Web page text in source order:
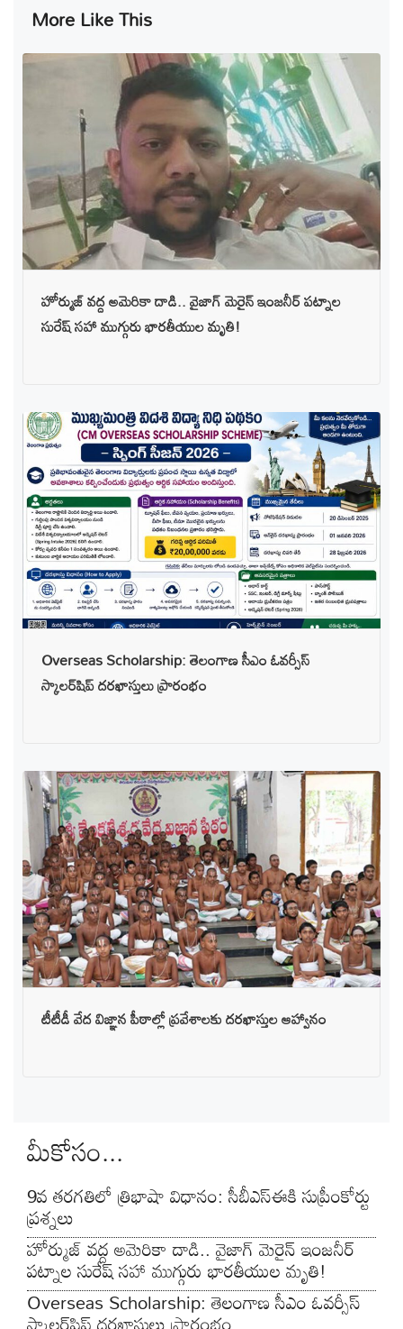
More Like This
హోర్ముజ్ వద్ద అమెరికా దాడి.. వైజాగ్ మెరైన్ ఇంజనీర్ పట్నాల
సురేష్ సహా ముగ్గురు భారతీయుల మృతి!
Overseas Scholarship: తెలంగాణ సీఎం ఓవర్సీస్
స్కాలర్‌షిప్ దరఖాస్తులు ప్రారంభం
టీటీడీ వేద విజ్ఞాన పీఠాల్లో ప్రవేశాలకు దరఖాస్తుల ఆహ్వానం
మీకోసం...
9వ తరగతిలో త్రిభాషా విధానం: సీబీఎస్‌ఈకి సుప్రీంకోర్టు
ప్రశ్నలు
హోర్ముజ్ వద్ద అమెరికా దాడి.. వైజాగ్ మెరైన్ ఇంజనీర్
పట్నాల సురేష్ సహా ముగ్గురు భారతీయుల మృతి!
Overseas Scholarship: తెలంగాణ సీఎం ఓవర్సీస్